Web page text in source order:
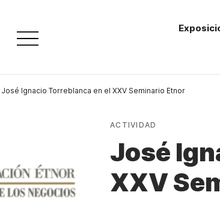
José Ignacio Torreblanca en el XXV Seminario Etnor
ACTIVIDAD
José
XXV